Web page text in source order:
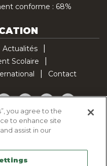
conforme : 68%
Actualités
Scolaire
Contact
PinterestInstagramLinkedInTikTok
des cookies
you agree to the
to enhance site
assist in our